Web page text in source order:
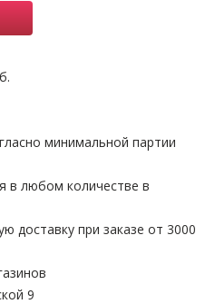
минимальной партии
в любом количестве в
доставку при заказе от 3000
9